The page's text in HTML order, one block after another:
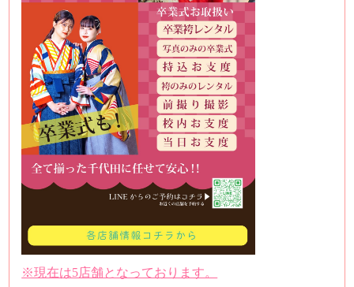
※現在は5店舗となっております。